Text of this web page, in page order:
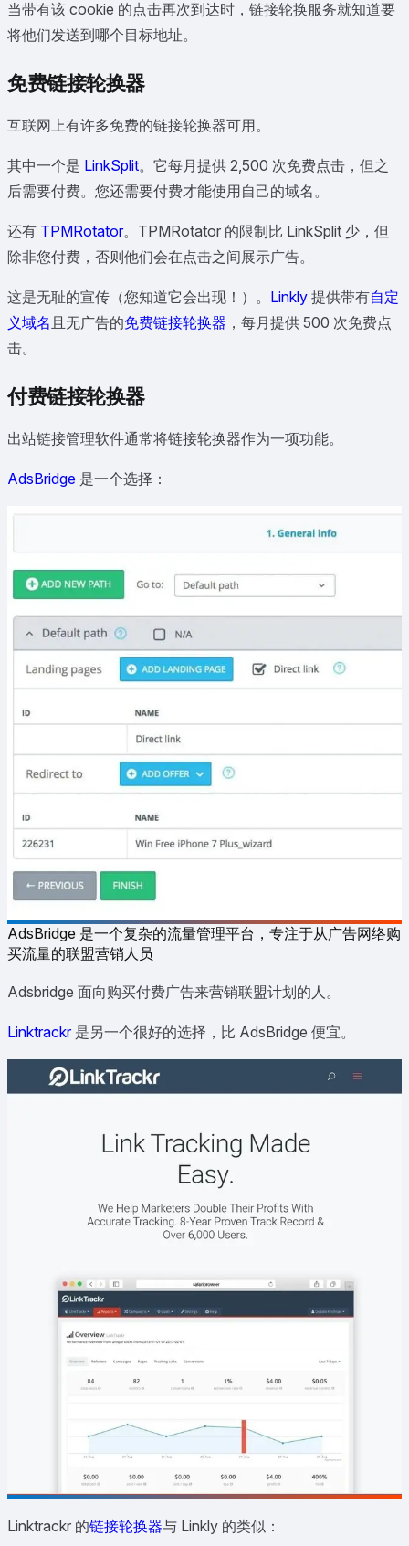
当带有该 cookie 的点击再次到达时，链接轮换服务就知道要
将他们发送到哪个目标地址。
免费链接轮换器
互联网上有许多免费的链接轮换器可用。
其中一个是 LinkSplit。它每月提供 2,500 次免费点击，但之
后需要付费。您还需要付费才能使用自己的域名。
还有 TPMRotator。TPMRotator 的限制比 LinkSplit 少，但
除非您付费，否则他们会在点击之间展示广告。
这是无耻的宣传（您知道它会出现！）。 Linkly 提供带有自定
义域名 且无广告的免费链接轮换器 ，每月提供 500 次免费点
击。
付费链接轮换器
出站链接管理软件通常将链接轮换器作为一项功能。
AdsBridge 是一个选择：
AdsBridge 是一个复杂的流量管理平台，专注于从广告网络购
买流量的联盟营销人员
Adsbridge 面向购买付费广告来营销联盟计划的人。
Linktrackr 是另一个很好的选择，比 AdsBridge 便宜。
Linktrackr 的链接轮换器与 Linkly 的类似：